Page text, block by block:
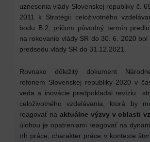
uznesenia vlády Slovenskej republiky č.
2011 k Stratégii celoživotného
bodu B.2, pričom pôvodný termín
na rokovanie vlády SR do 30. 6. 2020 bol
predsedu vlády SR do 31.12.2021.
Rovnako dôležitý dokument
reforiem Slovenskej republiky 2020 v
veda a inovácie predpokladal revíziu
celoživotného vzdelávania, ktorá by
reagovať na aktuálne výzvy v oblasti
úlohou je opatreniami reagovať na
trh práce, charakter práce v kontexte